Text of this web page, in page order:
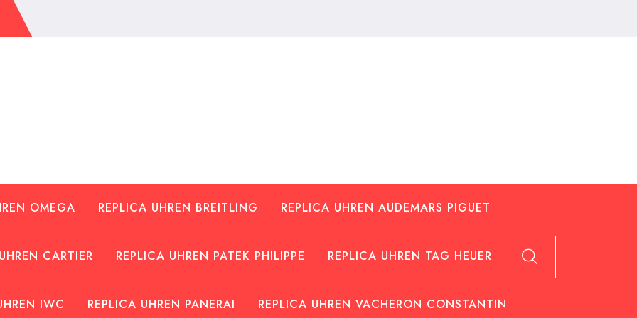
OMEGA REPLICA UHREN BREITLING REPLICA UHREN AUDEMARS PIGUET
CARTIER REPLICA UHREN PATEK PHILIPPE REPLICA UHREN TAG HEUER
IWC REPLICA UHREN PANERAI REPLICA UHREN VACHERON CONSTANTIN